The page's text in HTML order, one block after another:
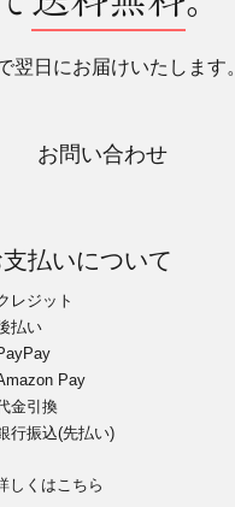
日にお届けいたします。
お問い合わせ
支払いについて
レジット
払い
Pay
金引換
行振込(先払い)
しくはこちら